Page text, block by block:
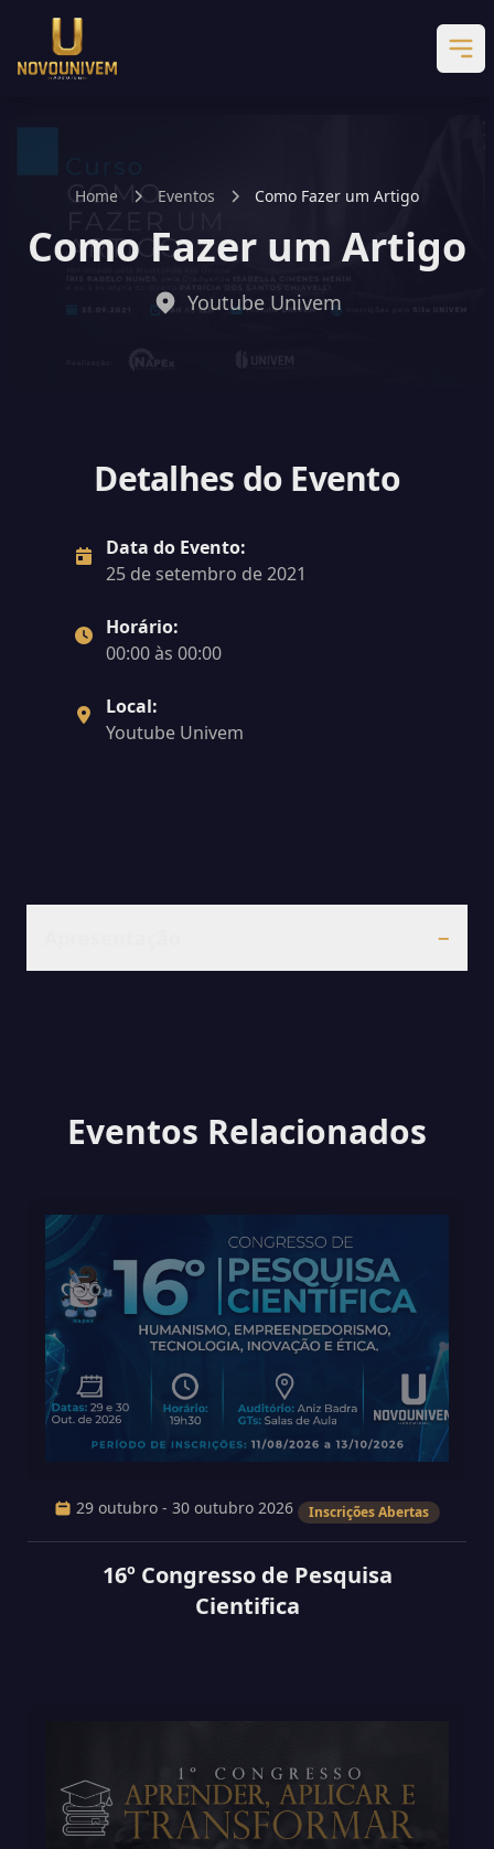
Home Eventos Como Fazer um Artigo
Como Fazer um Artigo
Youtube Univem
Detalhes do Evento
Data do Evento:
25 de setembro de 2021
Horário:
00:00 às 00:00
Local:
Youtube Univem
−
Eventos Relacionados
29 outubro - 30 outubro 2026 Inscrições Abertas
16º Congresso de Pesquisa
Cientifica